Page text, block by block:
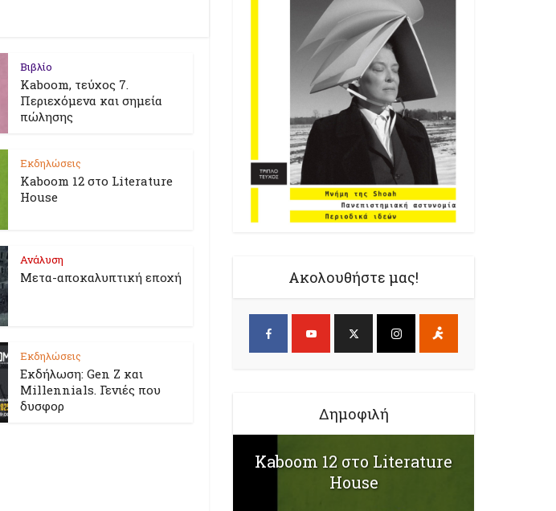
Βιβλίο
Kaboom, τεύχος 7.
Περιεχόμενα και σημεία
πώλησης
Εκδηλώσεις
Kaboom 12 στο Literature
House
Ανάλυση
Μετα-αποκαλυπτική εποχή
Εκδηλώσεις
Εκδήλωση: Gen Z και
Millennials. Γενιές που
δυσφορ
Ακολουθήστε μας!
Δημοφιλή
Kaboom 12 στο Literature
House